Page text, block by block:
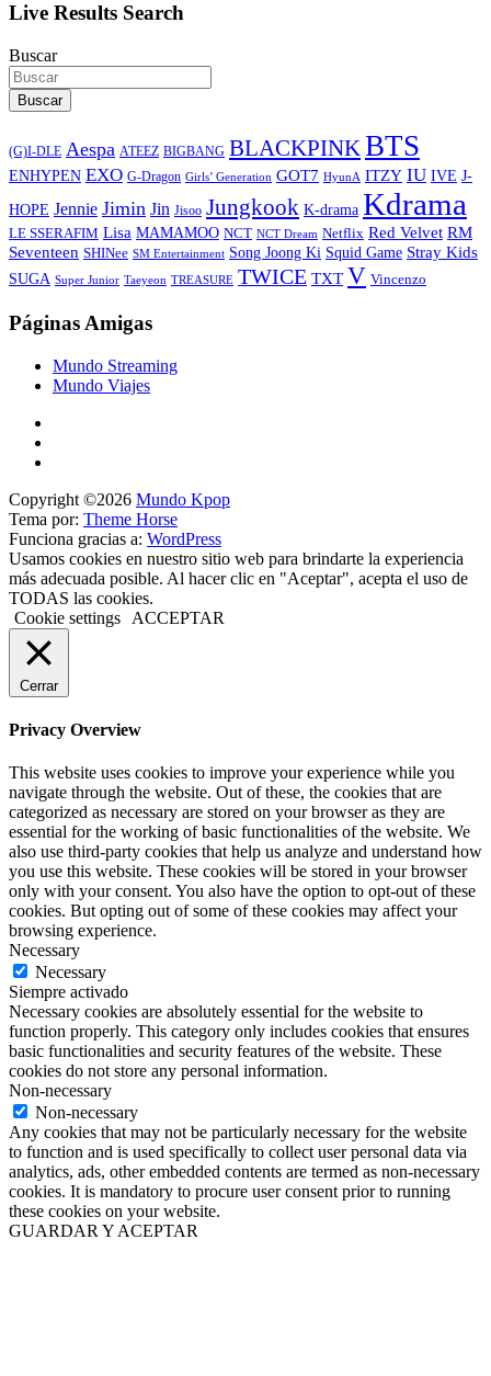
Live Results Search
Buscar
Buscar
(G)I-DLE Aespa ATEEZ BIGBANG BLACKPINKBTS
ENHYPEN EXO G-Dragon Girls’ Generation GOT7 HyunA ITZY IU IVE J-
HOPE Jennie Jimin Jin Jisoo Jungkook K-drama Kdrama
LE SSERAFIM Lisa MAMAMOO NCT NCT Dream Netflix Red Velvet RM
Seventeen SHINee SM Entertainment Song Joong Ki Squid Game Stray Kids
SUGA Super Junior Taeyeon TREASURE TWICE TXT V Vincenzo
Páginas Amigas
Mundo Streaming
Mundo Viajes
Copyright ©2026 Mundo Kpop
Tema por: Theme Horse
Funciona gracias a: WordPress
Usamos cookies en nuestro sitio web para brindarte la experiencia
más adecuada posible. Al hacer clic en "Aceptar", acepta el uso de
TODAS las cookies.
Cookie settings
ACCEPTAR
Cerrar
Privacy Overview
This website uses cookies to improve your experience while you
navigate through the website. Out of these, the cookies that are
categorized as necessary are stored on your browser as they are
essential for the working of basic functionalities of the website. We
also use third-party cookies that help us analyze and understand how
you use this website. These cookies will be stored in your browser
only with your consent. You also have the option to opt-out of these
cookies. But opting out of some of these cookies may affect your
browsing experience.
Necessary
Necessary
Siempre activado
Necessary cookies are absolutely essential for the website to
function properly. This category only includes cookies that ensures
basic functionalities and security features of the website. These
cookies do not store any personal information.
Non-necessary
Non-necessary
Any cookies that may not be particularly necessary for the website
to function and is used specifically to collect user personal data via
analytics, ads, other embedded contents are termed as non-necessary
cookies. It is mandatory to procure user consent prior to running
these cookies on your website.
GUARDAR Y ACEPTAR